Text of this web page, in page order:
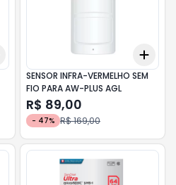
Add
SENSOR INFRA-VERMELHO SEM
FIO PARA AW-PLUS AGL
R$ 89,00
- 47% R$ 169,00